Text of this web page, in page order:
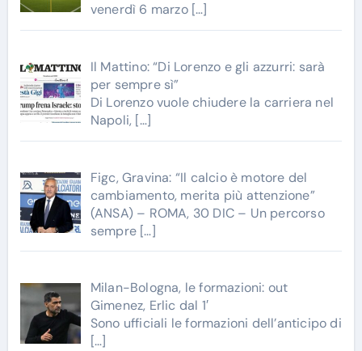
venerdì 6 marzo […]
Il Mattino: “Di Lorenzo e gli azzurri: sarà
per sempre sì”
Di Lorenzo vuole chiudere la carriera nel
Napoli, […]
Figc, Gravina: “Il calcio è motore del
cambiamento, merita più attenzione”
(ANSA) – ROMA, 30 DIC – Un percorso
sempre […]
Milan-Bologna, le formazioni: out
Gimenez, Erlic dal 1′
Sono ufficiali le formazioni dell’anticipo di
[…]